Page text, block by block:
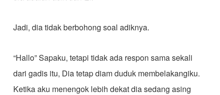
Jadi, dia tidak berbohong soal adiknya.
“Hallo” Sapaku, tetapi tidak ada respon sama sekali
dari gadis itu, Dia tetap diam duduk membelakangiku.
Ketika aku menengok lebih dekat dia sedang asing